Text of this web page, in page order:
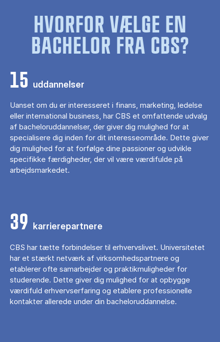
HVORFOR VÆLGE EN
BACHELOR FRA CBS?
15 uddannelser
Uanset om du er interesseret i finans, marketing, ledelse
eller international business, har CBS et omfattende udvalg
af bacheloruddannelser, der giver dig mulighed for at
specialisere dig inden for dit interesseområde. Dette giver
dig mulighed for at forfølge dine passioner og udvikle
specifikke færdigheder, der vil være værdifulde på
arbejdsmarkedet.
39 karrierepartnere
CBS har tætte forbindelser til erhvervslivet. Universitetet
har et stærkt netværk af virksomhedspartnere og
etablerer ofte samarbejder og praktikmuligheder for
studerende. Dette giver dig mulighed for at opbygge
værdifuld erhvervserfaring og etablere professionelle
kontakter allerede under din bacheloruddannelse.